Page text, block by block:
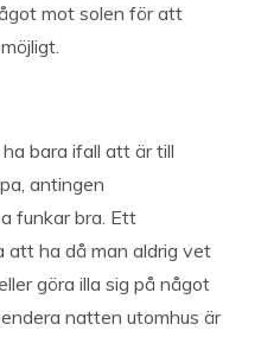
mot solen för att
bara ifall att är till
antingen
funkar bra. Ett
att ha då man aldrig vet
göra illa sig på något
natten utomhus är